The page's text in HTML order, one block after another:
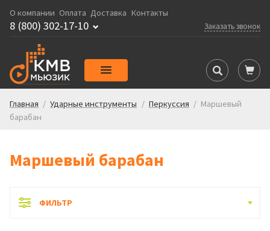
О компании Оплата Доставка Контакты
Заказать звонок
8 (800) 302-17-10
Главная / Ударные инструменты / Перкуссия / Маршевый
барабан
Маршевый барабан
ФИЛЬТР